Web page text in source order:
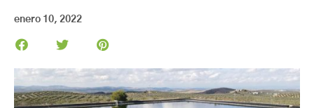
enero 10, 2022